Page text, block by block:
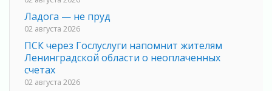
Ладога — не пруд
02 августа 2026
ПСК через Гослуслуги напомнит жителям
Ленинградской области о неоплаченных
счетах
02 августа 2026